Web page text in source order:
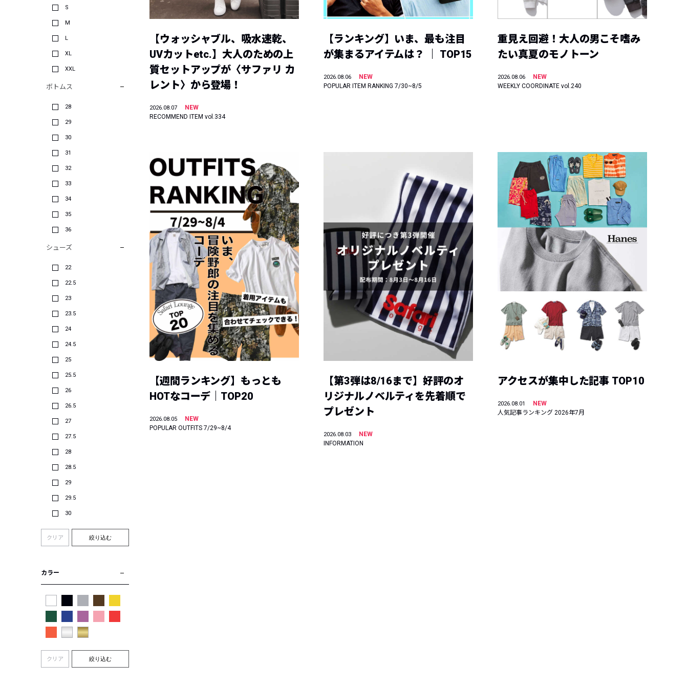
S
M
L
XL
XXL
ボトムス
28
29
30
31
32
33
34
35
36
シューズ
22
22.5
23
23.5
24
24.5
25
25.5
26
26.5
27
27.5
28
28.5
29
29.5
30
クリア 絞り込む
カラー
クリア 絞り込む
【ウォッシャブル、吸水速乾、
UVカットetc.】大人のための上
質セットアップが〈サファリ カ
レント〉から登場！
2026.08.07
NEW
RECOMMEND ITEM vol.334
【ランキング】いま、最も注目
が集まるアイテムは？ ｜ TOP15
2026.08.06
NEW
POPULAR ITEM RANKING 7/30~8/5
重見え回避！大人の男こそ嗜み
たい真夏のモノトーン
2026.08.06
NEW
WEEKLY COORDINATE vol.240
【週間ランキング】もっとも
HOTなコーデ｜TOP20
2026.08.05
NEW
POPULAR OUTFITS 7/29~8/4
【第3弾は8/16まで】好評のオ
リジナルノベルティを先着順で
プレゼント
2026.08.03
NEW
INFORMATION
アクセスが集中した記事 TOP10
2026.08.01
NEW
人気記事ランキング 2026年7月